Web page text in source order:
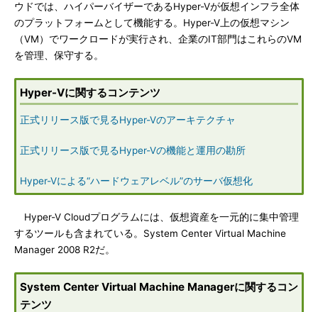
ウドでは、ハイパーバイザーであるHyper-Vが仮想インフラ全体
のプラットフォームとして機能する。Hyper-V上の仮想マシン
（VM）でワークロードが実行され、企業のIT部門はこれらのVM
を管理、保守する。
Hyper-Vに関するコンテンツ
正式リリース版で見るHyper-Vのアーキテクチャ
正式リリース版で見るHyper-Vの機能と運用の勘所
Hyper-Vによる“ハードウェアレベル”のサーバ仮想化
Hyper-V Cloudプログラムには、仮想資産を一元的に集中管理
するツールも含まれている。System Center Virtual Machine
Manager 2008 R2だ。
System Center Virtual Machine Managerに関するコン
テンツ